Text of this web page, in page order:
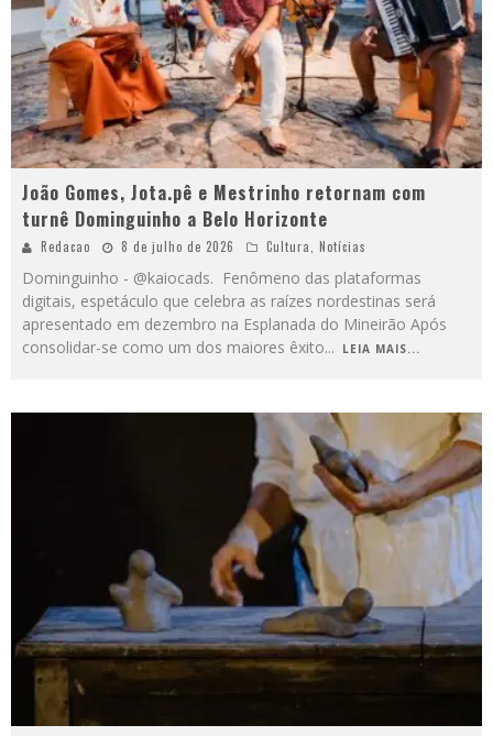
João Gomes, Jota.pê e Mestrinho retornam com
turnê Dominguinho a Belo Horizonte
Redacao 8 de julho de 2026 Cultura Notícias
Dominguinho - @kaiocads. Fenômeno das plataformas
digitais, espetáculo que celebra as raízes nordestinas será
apresentado em dezembro na Esplanada do Mineirão Após
consolidar-se como um dos maiores êxito... LEIA MAIS...